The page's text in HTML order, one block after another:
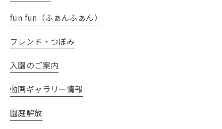
fun fun（ふぁんふぁん）
フレンド・つぼみ
入園のご案内
動画ギャラリー情報
園庭解放